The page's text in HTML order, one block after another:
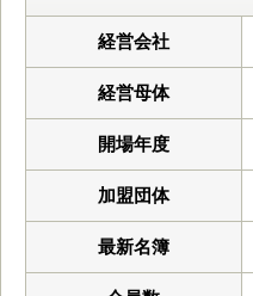
経営会社
経営母体
開場年度
加盟団体
最新名簿